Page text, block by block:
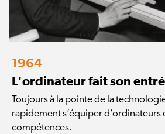
1964
L'ordinateur fait son
Toujours à la pointe de la
rapidement s’équiper d’ordinateurs
compétences.